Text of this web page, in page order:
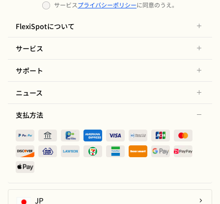
サービスプライバシーポリシーに同意のうえ。
FlexiSpotについて
サービス
サポート
ニュース
支払方法
JP